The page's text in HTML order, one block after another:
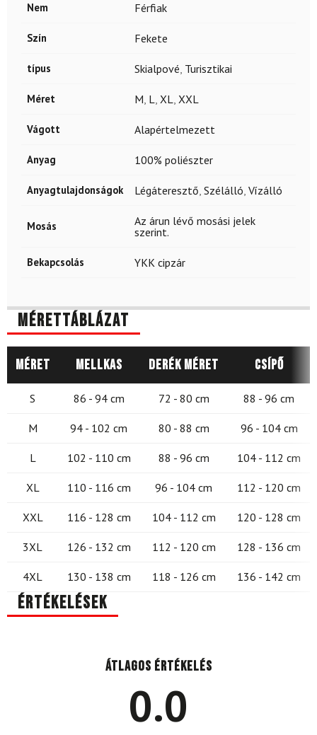
Nem Férfiak
Szín Fekete
típus Skialpové, Turisztikai
Méret M, L, XL, XXL
Vágott Alapértelmezett
Anyag 100% poliészter
Anyagtulajdonságok Légáteresztő, Szélálló, Vízálló
Mosás
Az árun lévő mosási jelek
szerint.
Bekapcsolás YKK cipzár
Mérettáblázat
Méret Mellkas Derék méret Csípő
S 86 - 94 cm 72 - 80 cm 88 - 96 cm
M 94 - 102 cm 80 - 88 cm 96 - 104 cm
L 102 - 110 cm 88 - 96 cm 104 - 112 cm
XL 110 - 116 cm 96 - 104 cm 112 - 120 cm
XXL 116 - 128 cm 104 - 112 cm 120 - 128 cm
3XL 126 - 132 cm 112 - 120 cm 128 - 136 cm
4XL 130 - 138 cm 118 - 126 cm 136 - 142 cm
Értékelések
Átlagos értékelés
0.0